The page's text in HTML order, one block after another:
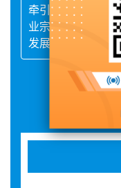
牵引等领域。公司
业宗旨，不断完
发展奠定了充足基